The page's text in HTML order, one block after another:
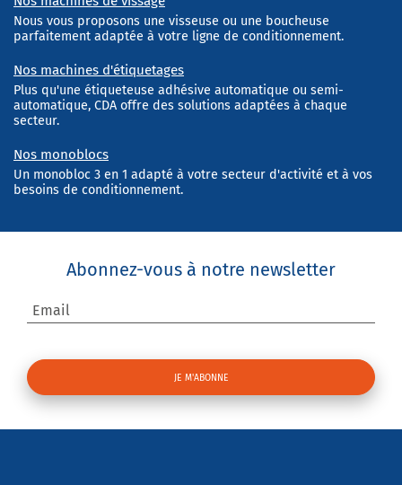
Nous vous proposons une visseuse ou une boucheuse
parfaitement adaptée à votre ligne de conditionnement.
Nos machines d'étiquetages
Plus qu'une étiqueteuse adhésive automatique ou semi-
automatique, CDA offre des solutions adaptées à chaque
secteur.
Nos monoblocs
Un monobloc 3 en 1 adapté à votre secteur d'activité et à vos
besoins de conditionnement.
Abonnez-vous à notre newsletter
Email